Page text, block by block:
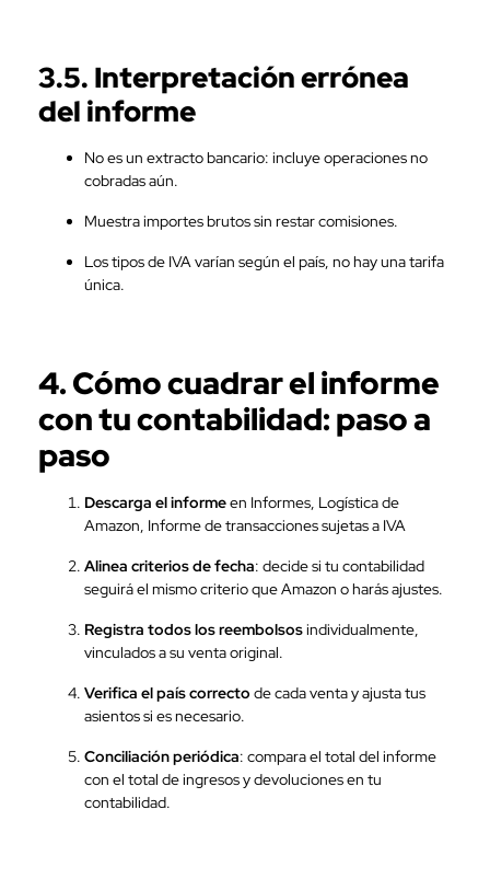
3.5. Interpretación errónea
del informe
No es un extracto bancario: incluye operaciones no
cobradas aún.
Muestra importes brutos sin restar comisiones.
Los tipos de IVA varían según el país, no hay una tarifa
única.
4. Cómo cuadrar el informe
con tu contabilidad: paso a
paso
Descarga el informeen Informes, Logística de
Amazon, Informe de transacciones sujetas a IVA
Alinea criterios de fecha: decide si tu contabilidad
seguirá el mismo criterio que Amazon o harás ajustes.
Registra todos los reembolsosindividualmente,
vinculados a su venta original.
Verifica el país correcto de cada venta y ajusta tus
asientos si es necesario.
Conciliación periódica: compara el total del informe
con el total de ingresos y devoluciones en tu
contabilidad.